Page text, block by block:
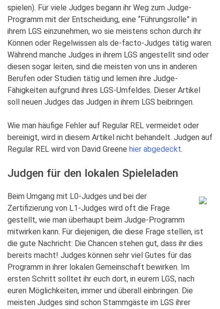
spielen). Für viele Judges begann ihr Weg zum Judge-
Programm mit der Entscheidung, eine “Führungsrolle” in
ihrem LGS einzunehmen, wo sie meistens schon durch ihr
Können oder Regelwissen als de-facto-Judges tätig waren.
Während manche Judges in ihrem LGS angestellt sind oder
diesen sogar leiten, sind die meisten von uns in anderen
Berufen oder Studien tätig und lernen ihre Judge-
Fähigkeiten aufgrund ihres LGS-Umfeldes. Dieser Artikel
soll neuen Judges das Judgen in ihrem LGS beibringen.
Wie man häufige Fehler auf Regular REL vermeidet oder
bereinigt, wird in diesem Artikel nicht behandelt. Judgen auf
Regular REL wird von David Greene hier abgedeckt.
Judgen für den lokalen Spieleladen
Beim Umgang mit L0-Judges und bei der
Zertifizierung von L1-Judges wird oft die Frage
gestellt, wie man überhaupt beim Judge-Programm
mitwirken kann. Für diejenigen, die diese Frage stellen, ist
die gute Nachricht: Die Chancen stehen gut, dass ihr dies
bereits macht! Judges können sehr viel Gutes für das
Programm in ihrer lokalen Gemeinschaft bewirken. Im
ersten Schritt solltet ihr euch dort, in eurem LGS, nach
euren Möglichkeiten, immer und überall einbringen. Die
meisten Judges sind schon Stammgäste im LGS ihrer